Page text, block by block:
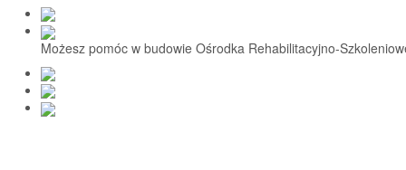
1,5% i darowizny
Nasi Beneficjenci
Ośrodek Reh-Szkol
Sprawozdania
Możesz pomóc w budowie Ośrodka Rehabilitacyjno-